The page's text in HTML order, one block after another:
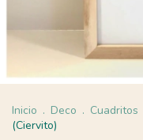
Inicio . Deco . Cuadritos
(Ciervito)